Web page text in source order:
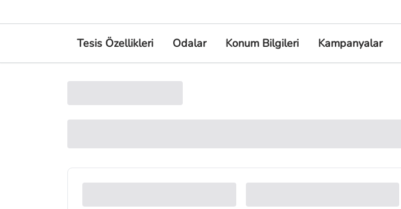
Tesis Özellikleri Odalar Konum Bilgileri Kampanyalar